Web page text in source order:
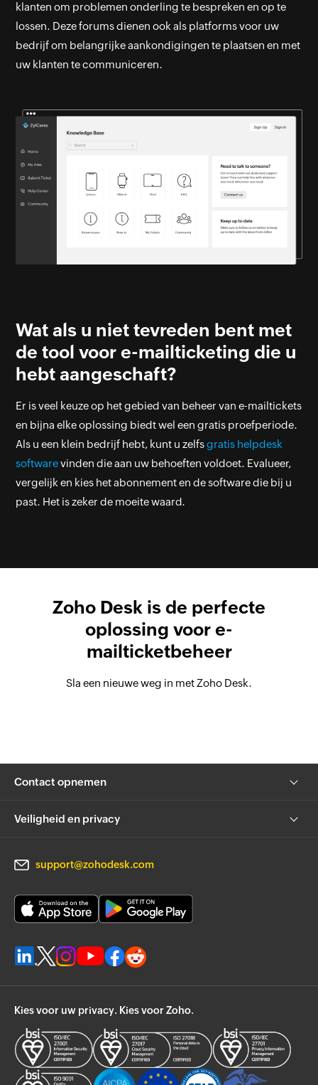
klanten om problemen onderling te bespreken en op te
lossen. Deze forums dienen ook als platforms voor uw
bedrijf om belangrijke aankondigingen te plaatsen en met
uw klanten te communiceren.
Wat als u niet tevreden bent met
de tool voor e-mailticketing die u
hebt aangeschaft?
Er is veel keuze op het gebied van beheer van e-mailtickets
en bijna elke oplossing biedt wel een gratis proefperiode.
Als u een klein bedrijf hebt, kunt u zelfsgratis helpdesk
softwarevinden die aan uw behoeften voldoet. Evalueer,
vergelijk en kies het abonnement en de software die bij u
past. Het is zeker de moeite waard.
Zoho Desk is de perfecte
oplossing voor e-
mailticketbeheer
Sla een nieuwe weg in met Zoho Desk.
Contact opnemen
Veiligheid en privacy
support@zohodesk.com
Kies voor uw privacy. Kies voor Zoho.